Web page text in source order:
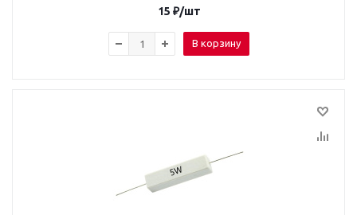
15 ₽/шт
В корзину